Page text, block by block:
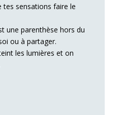
sensations faire le
une parenthèse hors du
ou à partager.
les lumières et on